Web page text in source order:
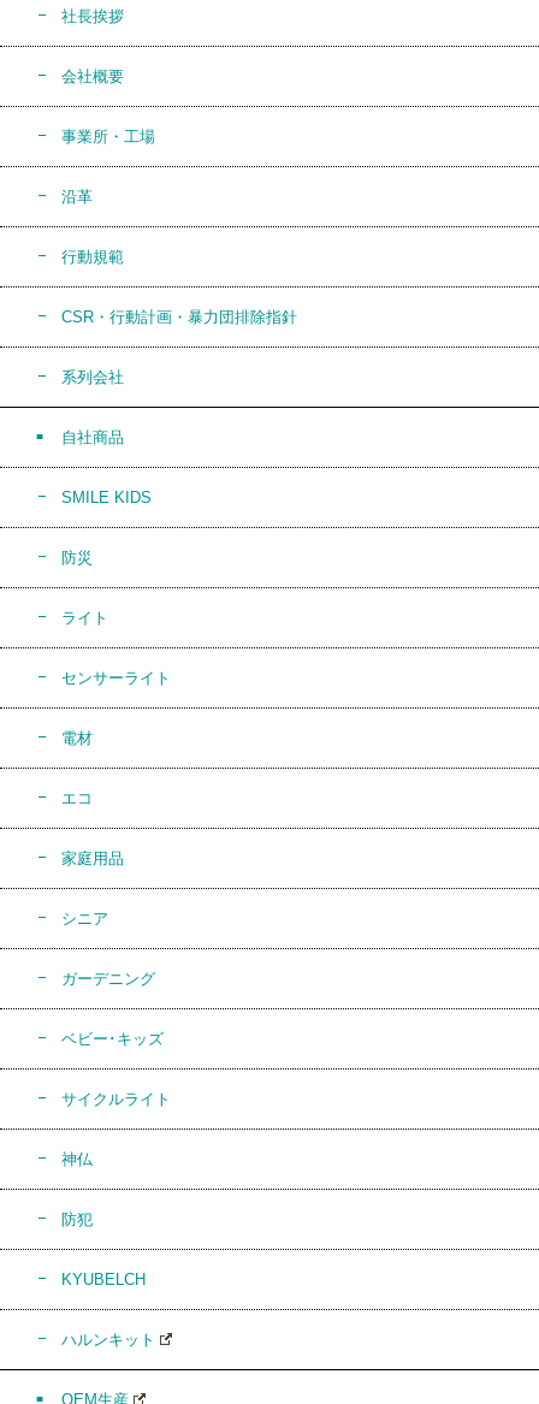
社長挨拶
会社概要
事業所・工場
沿革
行動規範
CSR・行動計画・暴力団排除指針
系列会社
自社商品
SMILE KIDS
防災
ライト
センサーライト
電材
エコ
家庭用品
シニア
ガーデニング
ベビー･キッズ
サイクルライト
神仏
防犯
KYUBELCH
ハルンキット
OEM生産